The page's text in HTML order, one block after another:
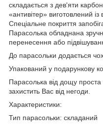
складається з дев'яти
«антивітер» виготовлений із
Спеціальне покриття
Парасолька обладнана
перенесення або
До парасольки додається
Упакований у подарункову
Парасолька від дощу проста
захистить Вас від негоди.
Характеристики:
Тип парасольки: складаний